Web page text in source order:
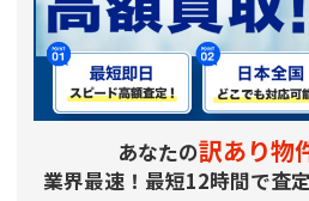
あなたの訳あり物
業界最速！最短12時間で査